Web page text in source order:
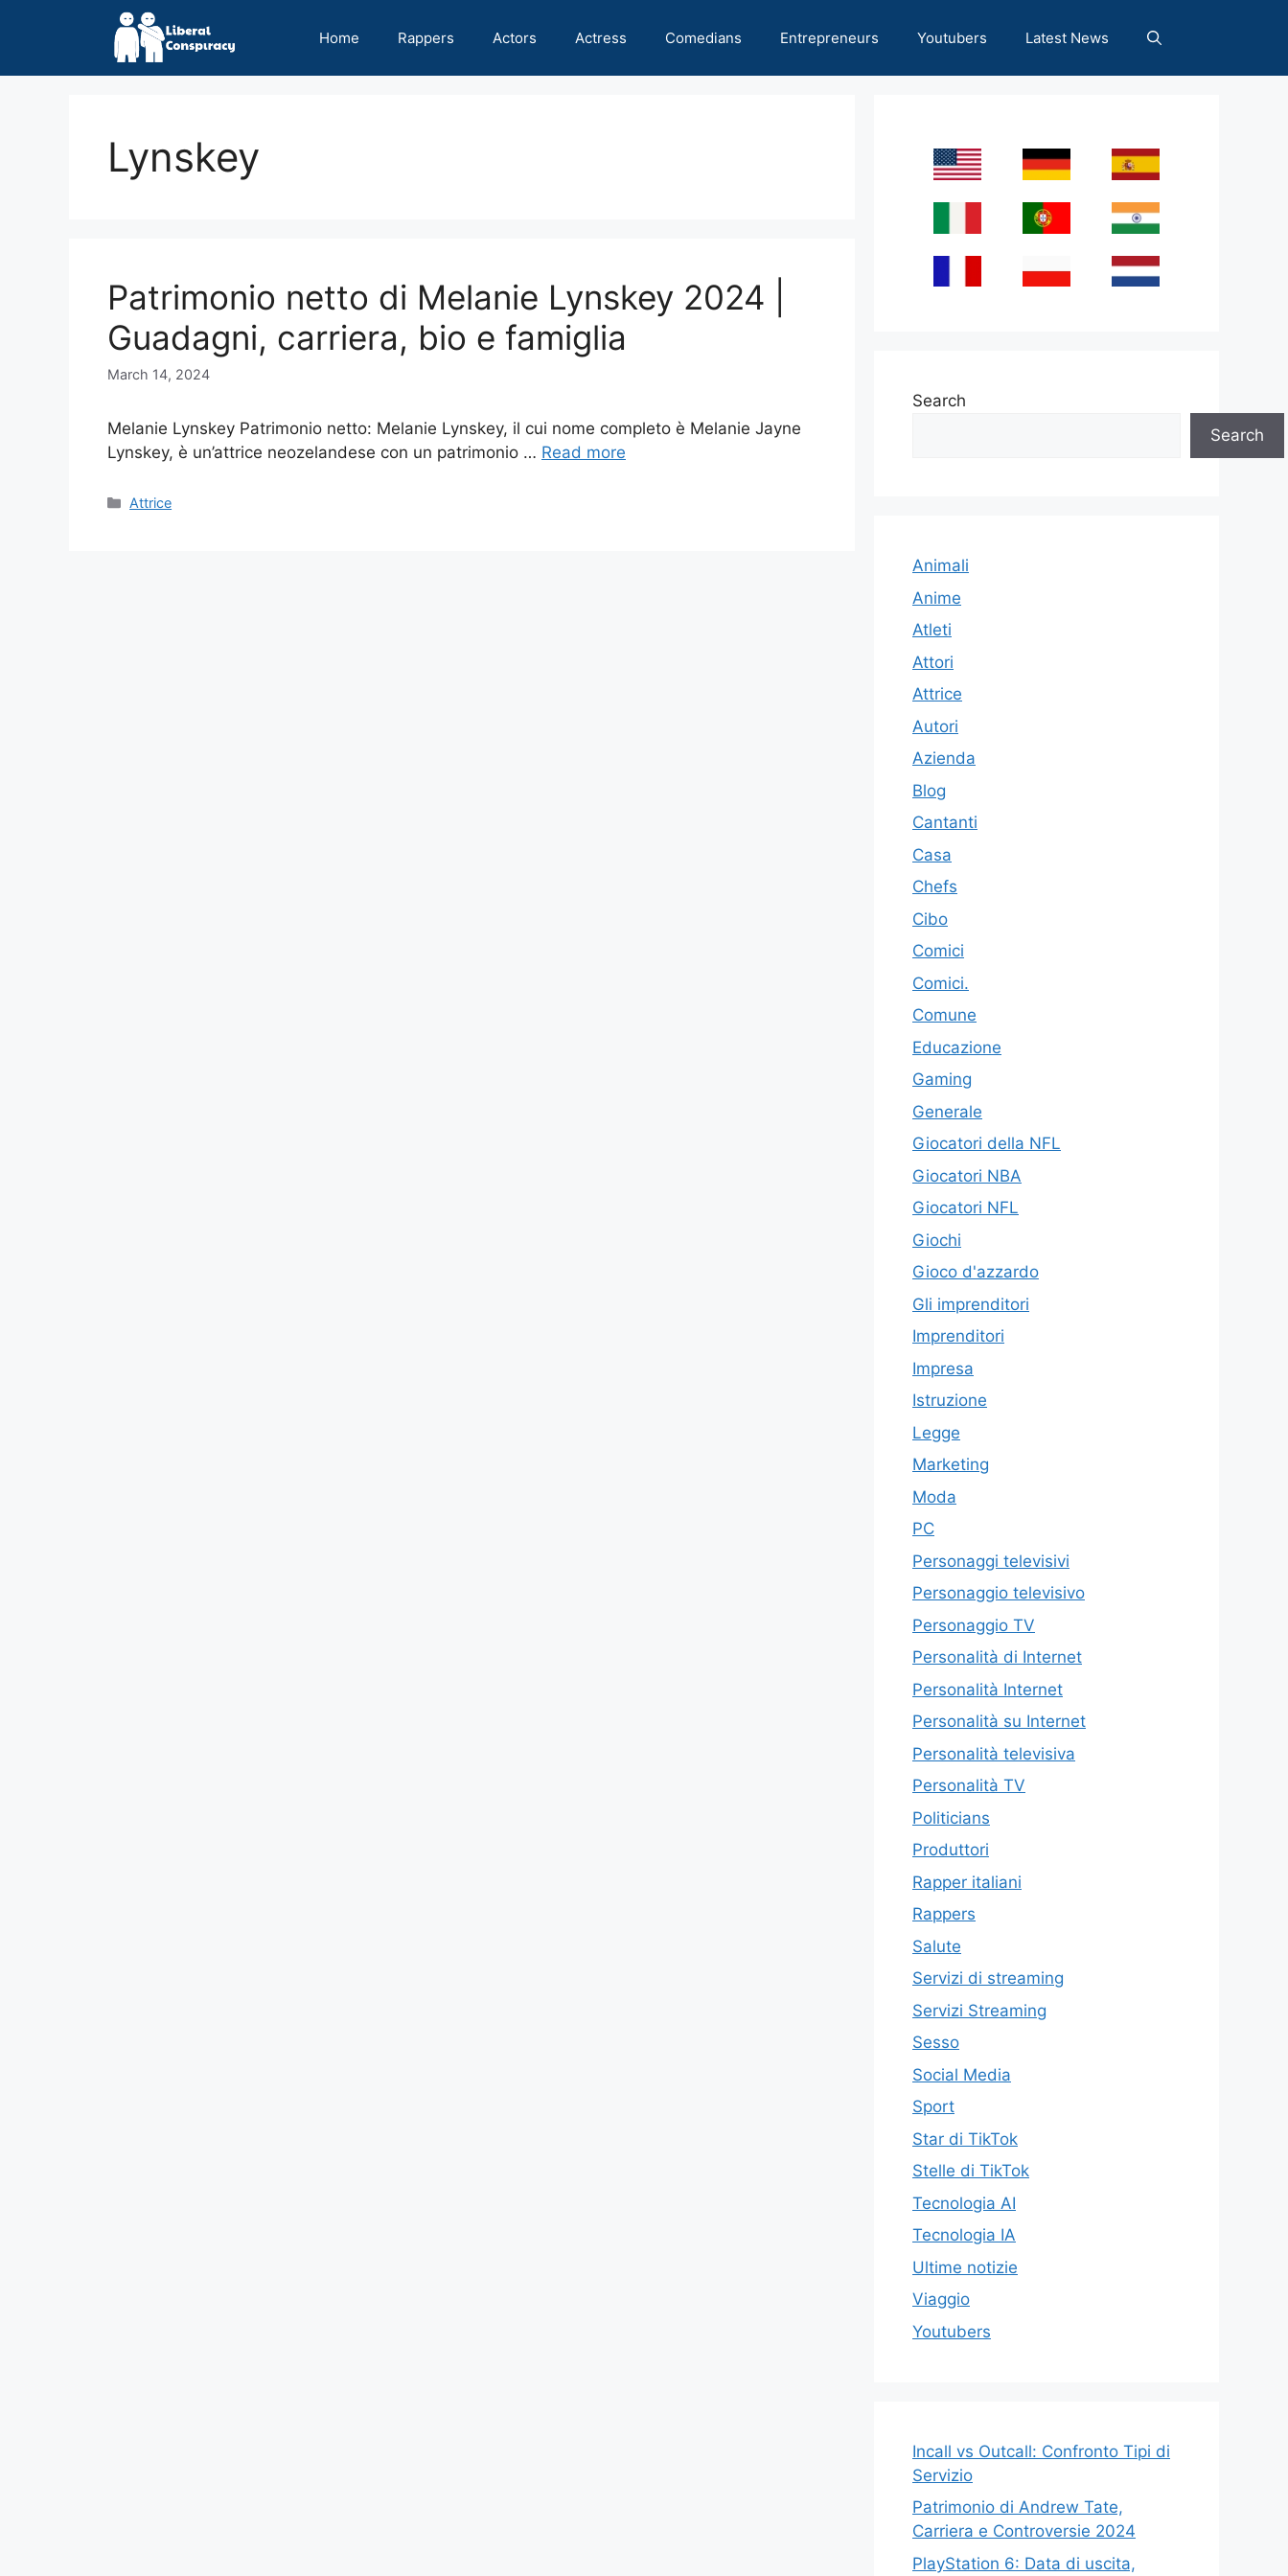
Home Rappers Actors Actress Comedians Entrepreneurs Youtubers Latest News
Lynskey
Patrimonio netto di Melanie Lynskey 2024 |
Guadagni, carriera, bio e famiglia
March 14, 2024
Melanie Lynskey Patrimonio netto: Melanie Lynskey, il cui nome completo è Melanie Jayne
Lynskey, è un’attrice neozelandese con un patrimonio … Read more
Categories
Attrice
Search
Search
Animali
Anime
Atleti
Attori
Attrice
Autori
Azienda
Blog
Cantanti
Casa
Chefs
Cibo
Comici
Comici.
Comune
Educazione
Gaming
Generale
Giocatori della NFL
Giocatori NBA
Giocatori NFL
Giochi
Gioco d'azzardo
Gli imprenditori
Imprenditori
Impresa
Istruzione
Legge
Marketing
Moda
PC
Personaggi televisivi
Personaggio televisivo
Personaggio TV
Personalità di Internet
Personalità Internet
Personalità su Internet
Personalità televisiva
Personalità TV
Politicians
Produttori
Rapper italiani
Rappers
Salute
Servizi di streaming
Servizi Streaming
Sesso
Social Media
Sport
Star di TikTok
Stelle di TikTok
Tecnologia AI
Tecnologia IA
Ultime notizie
Viaggio
Youtubers
Incall vs Outcall: Confronto Tipi di
Servizio
Patrimonio di Andrew Tate,
Carriera e Controversie 2024
PlayStation 6: Data di uscita,